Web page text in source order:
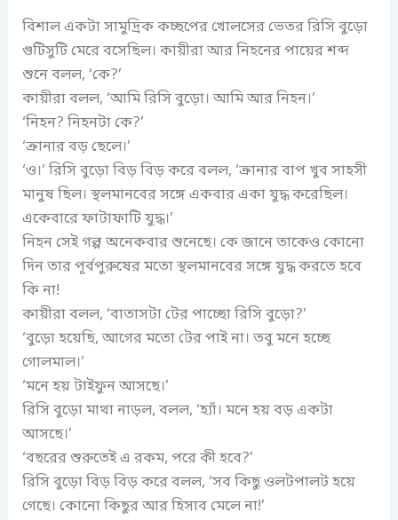
বিশাল একটা সামুদ্রিক কচ্ছপের খোলসের ভেতর রিসি বুড়ো
গুটিসুটি মেরে বসেছিল। কায়ীরা আর নিহনের পায়ের শব্দ
শুনে বলল, ‘কে?’
কায়ীরা বলল, ‘আমি রিসি বুড়ো। আমি আর নিহন।’
‘নিহন? নিহনটা কে?’
‘ক্রানার বড় ছেলে।’
‘ও।’ রিসি বুড়ো বিড় বিড় করে বলল, ‘ক্রানার বাপ খুব সাহসী
মানুষ ছিল। স্থলমানবের সঙ্গে একবার একা যুদ্ধ করেছিল।
একেবারে ফাটাফাটি যুদ্ধ।’
নিহন সেই গল্প অনেকবার শুনেছে। কে জানে তাকেও কোনো
দিন তার পূর্বপুরুষের মতো স্থলমানবের সঙ্গে যুদ্ধ করতে হবে
কি না!
কায়ীরা বলল, ‘বাতাসটা টের পাচ্ছো রিসি বুড়ো?’
‘বুড়ো হয়েছি, আগের মতো টের পাই না। তবু মনে হচ্ছে
গোলমাল।’
‘মনে হয় টাইফুন আসছে।’
রিসি বুড়ো মাথা নাড়ল, বলল, ‘হ্যাঁ। মনে হয় বড় একটা
আসছে।’
‘বছরের শুরুতেই এ রকম, পরে কী হবে?’
রিসি বুড়ো বিড় বিড় করে বলল, ‘সব কিছু ওলটপালট হয়ে
গেছে। কোনো কিছুর আর হিসাব মেলে না!’